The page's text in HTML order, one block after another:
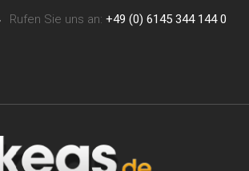
Rufen Sie uns an: +49 (0) 6145 344 144 0